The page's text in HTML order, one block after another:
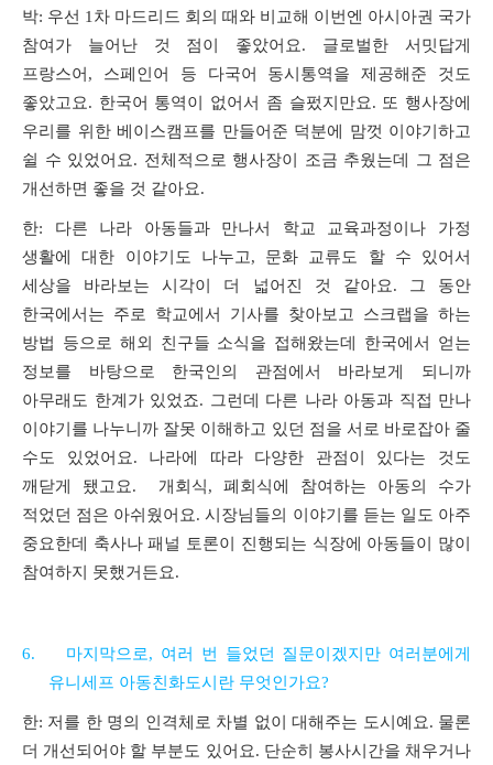
박: 우선 1 차 마드리드 회의 때와 비교해 이번엔 아시아권 국가
참여가 늘어난 것 점이 좋았어요. 글로벌한 서밋답게
프랑스어, 스페인어 등 다국어 동시통역을 제공해준 것도
좋았고요. 한국어 통역이 없어서 좀 슬펐지만요. 또 행사장에
우리를 위한 베이스캠프를 만들어준 덕분에 맘껏 이야기하고
쉴 수 있었어요. 전체적으로 행사장이 조금 추웠는데 그 점은
개선하면 좋을 것 같아요.
한: 다른 나라 아동들과 만나서 학교 교육과정이나 가정
생활에 대한 이야기도 나누고, 문화 교류도 할 수 있어서
세상을 바라보는 시각이 더 넓어진 것 같아요. 그 동안
한국에서는 주로 학교에서 기사를 찾아보고 스크랩을 하는
방법 등으로 해외 친구들 소식을 접해왔는데 한국에서 얻는
정보를 바탕으로 한국인의 관점에서 바라보게 되니까
아무래도 한계가 있었죠. 그런데 다른 나라 아동과 직접 만나
이야기를 나누니까 잘못 이해하고 있던 점을 서로 바로잡아 줄
수도 있었어요. 나라에 따라 다양한 관점이 있다는 것도
깨닫게 됐고요. 개회식, 폐회식에 참여하는 아동의 수가
적었던 점은 아쉬웠어요.시장님들의 이야기를 듣는 일도 아주
중요한데 축사나 패널 토론이 진행되는 식장에 아동들이 많이
참여하지 못했거든요.
6.
마지막으로, 여러 번 들었던 질문이겠지만 여러분에게
유니세프 아동친화도시란 무엇인가요?
한: 저를 한 명의 인격체로 차별 없이 대해주는 도시예요. 물론
더 개선되어야 할 부분도 있어요. 단순히 봉사시간을 채우거나